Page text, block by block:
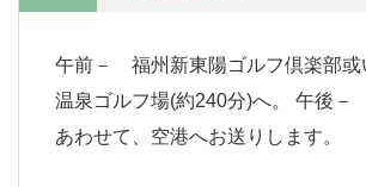
午前－ 福州新東陽ゴルフ倶楽部或
温泉ゴルフ場(約240分)へ。 午後
あわせて、空港へお送りします。